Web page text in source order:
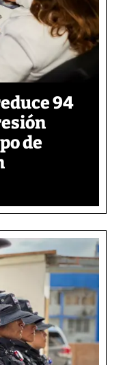
94
de